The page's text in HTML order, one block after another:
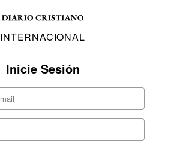
INTERNACIONAL
Inicie Sesión